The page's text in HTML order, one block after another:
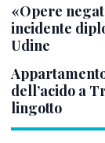
«Opere
incidente
Udine
dell’acido a
lingotto